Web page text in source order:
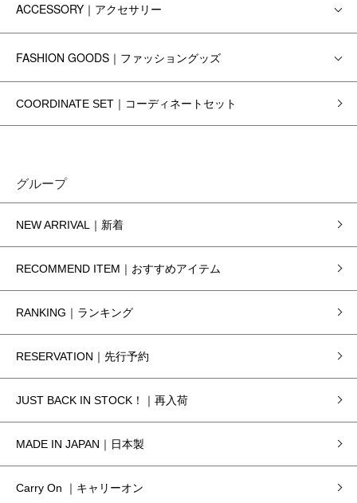
ACCESSORY｜アクセサリー
FASHION GOODS｜ファッショングッズ
COORDINATE SET｜コーディネートセット
グループ
NEW ARRIVAL｜新着
RECOMMEND ITEM｜おすすめアイテム
RANKING｜ランキング
RESERVATION｜先行予約
JUST BACK IN STOCK！｜再入荷
MADE IN JAPAN｜日本製
Carry On ｜キャリーオン